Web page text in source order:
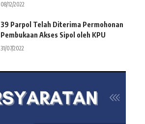
08/12/2022
39 Parpol Telah Diterima Permohonan
Pembukaan Akses Sipol oleh KPU
31/07/2022